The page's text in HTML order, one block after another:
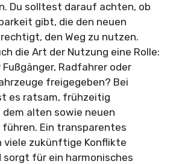
Du solltest darauf achten, ob
gibt, die den neuen
den Weg zu nutzen.
die Art der Nutzung eine Rolle:
Radfahrer oder
freigegeben? Bei
es ratsam, frühzeitig
dem alten sowie neuen
führen. Ein transparentes
viele zukünftige Konflikte
sorgt für ein harmonisches